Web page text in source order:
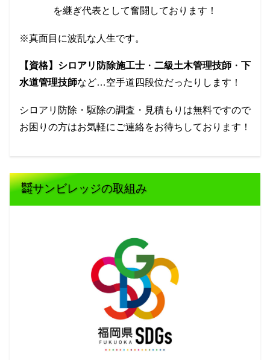
を継ぎ代表として奮闘しております！
※真面目に波乱な人生です。
【資格】シロアリ防除施工士 ・ 二級土木管理技師 ・ 下
水道管理技師など…空手道四段位だったりします！
シロアリ防除・駆除の調査・見積もりは無料ですので
お困りの方はお気軽にご連絡をお待ちしております！
㍿サンビレッジの取組み